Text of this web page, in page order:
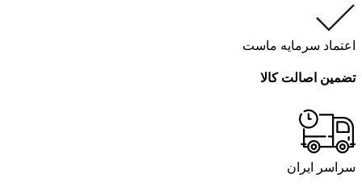
اعتماد سرمایه ماست
تضمین اصالت کالا
سراسر ایران